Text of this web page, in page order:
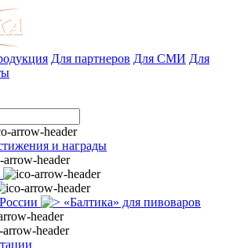
Для партнеров Для СМИ Для
и награды
«Балтика» для пивоваров